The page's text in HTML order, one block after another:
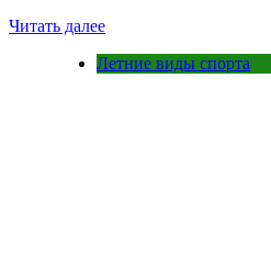
Читать далее
Летние виды спорта